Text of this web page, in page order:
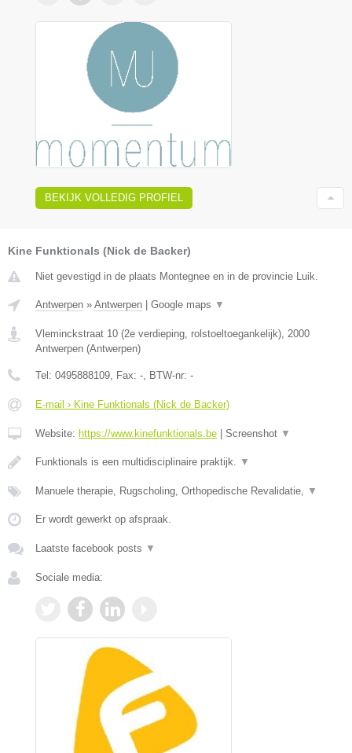
BEKIJK VOLLEDIG PROFIEL
Kine Funktionals (Nick de Backer)
Niet gevestigd in de plaats Montegnee en in de provincie Luik.
Antwerpen » Antwerpen Google maps ▼
Vleminckstraat 10 (2e verdieping, rolstoeltoegankelijk), 2000
Antwerpen (Antwerpen)
Tel: 0495888109, Fax: -, BTW-nr: -
E-mail › Kine Funktionals (Nick de Backer)
Website: https://www.kinefunktionals.be Screenshot ▼
Funktionals is een multidisciplinaire praktijk. ▼
Manuele therapie, Rugscholing, Orthopedische Revalidatie, ▼
Er wordt gewerkt op afspraak.
Laatste facebook posts ▼
Sociale media: